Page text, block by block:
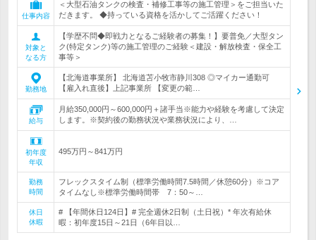
仕事内容
＜大型石油タンクの検査・補修工事等の施工管理＞をご担当いた
だきます。 ◆持っている資格を活かしてご活躍ください！
対象と
なる方
【学歴不問◆即戦力となるご経験者の募集！】要普免／大型タン
ク(特定タンク)等の施工管理のご経験＜建設・解放検査・保全工
事等＞
勤務地
【北海道事業所】 北海道苫小牧市静川308 ◎マイカー通勤可
【雇入れ直後】上記事業所 【変更の範…
給与
月給350,000円～600,000円＋諸手当※能力や経験を考慮して決定
します。※契約後の勤務状況や業務状況により、…
初年度
年収
495万円～841万円
勤務
時間
フレックスタイム制（標準労働時間7.5時間／休憩60分）※コア
タイムなし※標準労働時間帯 7：50～…
休日
休暇
# 【年間休日124日】# 完全週休2日制（土日祝）* 年次有給休
暇：初年度15日～21日（6年目以…